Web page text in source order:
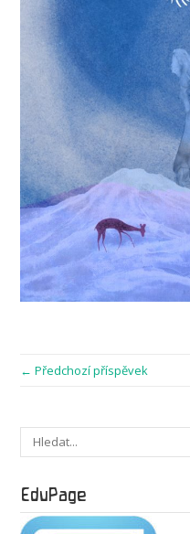
← Předchozí příspěvek
EduPage